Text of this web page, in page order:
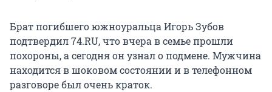
Брат погибшего южноуральца Игорь Зубов
подтвердил 74.RU, что вчера в семье прошли
похороны, а сегодня он узнал о подмене. Мужчина
находится в шоковом состоянии и в телефонном
разговоре был очень краток.